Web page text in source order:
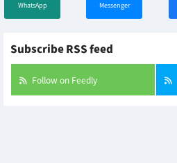
WhatsApp Messenger
Subscribe RSS feed
Follow on Feedly